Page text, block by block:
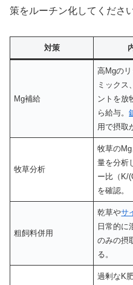
策をルーチン化してください
対策
Mg補給
高Mgの
ミックス
ントを放
ら給与。
用で摂取
牧草分析
牧草の
量を分析
ー比（K/
を確認。
粗飼料併用
乾草やサ
日常的に
のみの摂
る。
過剰なK